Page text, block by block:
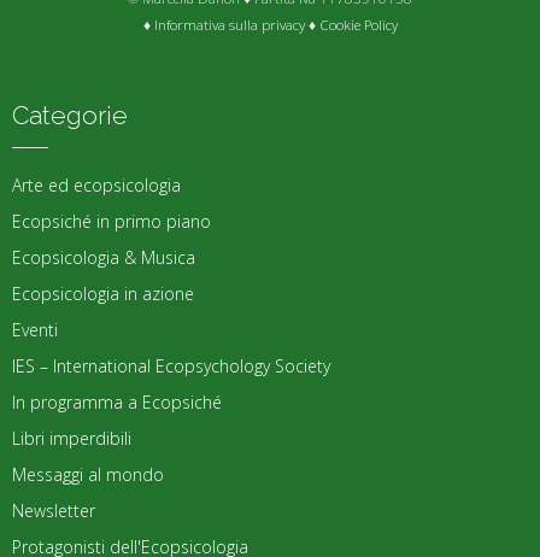
♦ Informativa sulla privacy♦ Cookie Policy
Categorie
Arte ed ecopsicologia
Ecopsiché in primo piano
Ecopsicologia & Musica
Ecopsicologia in azione
Eventi
IES – International Ecopsychology Society
In programma a Ecopsiché
Libri imperdibili
Messaggi al mondo
Newsletter
Protagonisti dell'Ecopsicologia